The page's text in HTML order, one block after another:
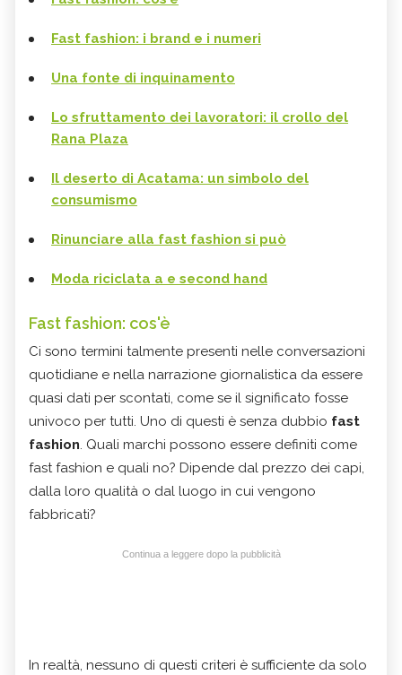
Fast fashion: i brand e i numeri
Una fonte di inquinamento
Lo sfruttamento dei lavoratori: il crollo del
Rana Plaza
Il deserto di Acatama: un simbolo del
consumismo
Rinunciare alla fast fashion si può
Moda riciclata a e second hand
Fast fashion: cos'è
Ci sono termini talmente presenti nelle conversazioni
quotidiane e nella narrazione giornalistica da essere
quasi dati per scontati, come se il significato fosse
univoco per tutti. Uno di questi è senza dubbio fast
fashion. Quali marchi possono essere definiti come
fast fashion e quali no? Dipende dal prezzo dei capi,
dalla loro qualità o dal luogo in cui vengono
fabbricati?
Continua a leggere dopo la pubblicità
In realtà, nessuno di questi criteri è sufficiente da solo